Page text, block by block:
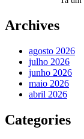
Archives
agosto 2026
julho 2026
junho 2026
maio 2026
abril 2026
Categories